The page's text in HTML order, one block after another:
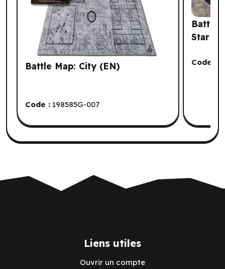
Battle Map: City (EN)
Code : 198585G-007
Star
Code :
Liens utiles
Ouvrir un compte